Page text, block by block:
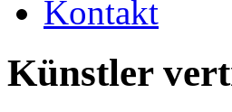
Kontakt
Künstler